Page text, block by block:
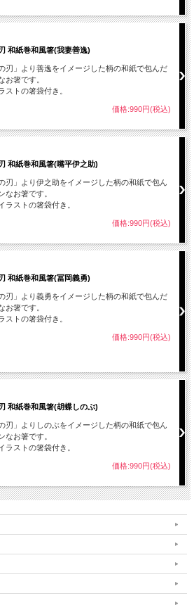
和紙巻和風箸(我妻善逸)
の刃」より善逸をイメージした柄の和紙で包んだ
お箸です。
ストの箸袋付き。
価格:990円(税込)
和紙巻和風箸(嘴平伊之助)
刃」より伊之助をイメージした柄の和紙で包ん
なお箸です。
ラストの箸袋付き。
価格:990円(税込)
和紙巻和風箸(冨岡義勇)
の刃」より義勇をイメージした柄の和紙で包んだ
お箸です。
ストの箸袋付き。
価格:990円(税込)
和紙巻和風箸(胡蝶しのぶ)
刃」よりしのぶをイメージした柄の和紙で包ん
なお箸です。
ラストの箸袋付き。
価格:990円(税込)